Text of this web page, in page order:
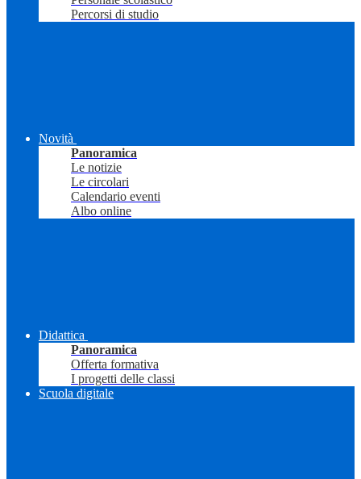
Percorsi di studio
Novità
Panoramica
Le notizie
Le circolari
Calendario eventi
Albo online
Didattica
Panoramica
Offerta formativa
I progetti delle classi
Scuola digitale